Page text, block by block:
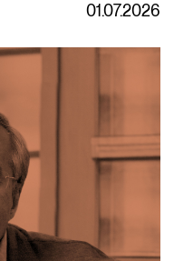
01.07.2026